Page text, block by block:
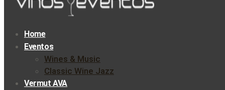
Home
Eventos
Wines & Music
Classic Wine Jazz
Vermut AVA